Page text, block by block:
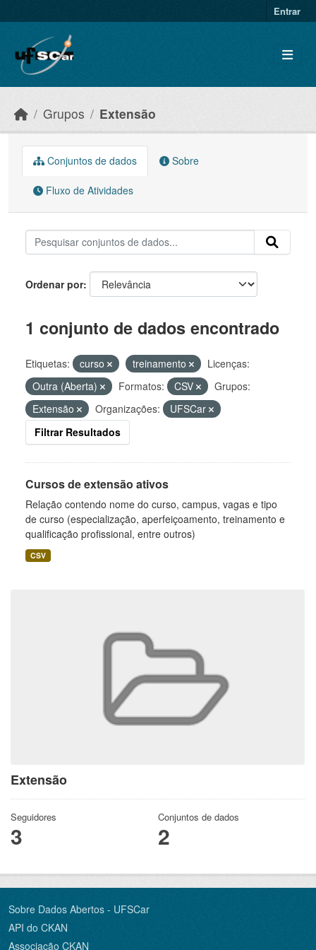
Entrar
Grupos Extensão
Extensão
Seguidores
3
Conjuntos de dados
2
Conjuntos de dados Sobre
Fluxo de Atividades
Ordenar por
1 conjunto de dados encontrado
Etiquetas: curso treinamento
Licenças:
Outra (Aberta)
Formatos: CSV
Grupos:
Extensão
Organizações:
UFSCar
Filtrar Resultados
Cursos de extensão ativos
Relação contendo nome do curso, campus, vagas e tipo
de curso (especialização, aperfeiçoamento, treinamento e
qualificação profissional, entre outros)
CSV
Sobre Dados Abertos - UFSCar
API do CKAN
Associação CKAN